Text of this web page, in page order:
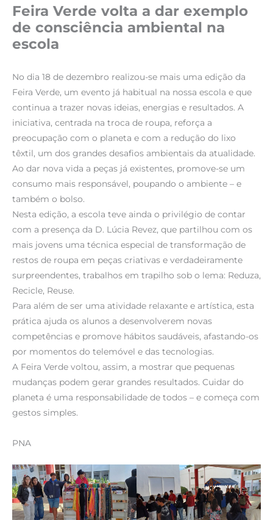
Feira Verde volta a dar exemplo
de consciência ambiental na
escola
No dia 18 de dezembro realizou-se mais uma edição da
Feira Verde, um evento já habitual na nossa escola e que
continua a trazer novas ideias, energias e resultados. A
iniciativa, centrada na troca de roupa, reforça a
preocupação com o planeta e com a redução do lixo
têxtil, um dos grandes desafios ambientais da atualidade.
Ao dar nova vida a peças já existentes, promove-se um
consumo mais responsável, poupando o ambiente – e
também o bolso.
Nesta edição, a escola teve ainda o privilégio de contar
com a presença da D. Lúcia Revez, que partilhou com os
mais jovens uma técnica especial de transformação de
restos de roupa em peças criativas e verdadeiramente
surpreendentes, trabalhos em trapilho sob o lema: Reduza,
Recicle, Reuse.
Para além de ser uma atividade relaxante e artística, esta
prática ajuda os alunos a desenvolverem novas
competências e promove hábitos saudáveis, afastando-os
por momentos do telemóvel e das tecnologias.
A Feira Verde voltou, assim, a mostrar que pequenas
mudanças podem gerar grandes resultados. Cuidar do
planeta é uma responsabilidade de todos – e começa com
gestos simples.
PNA